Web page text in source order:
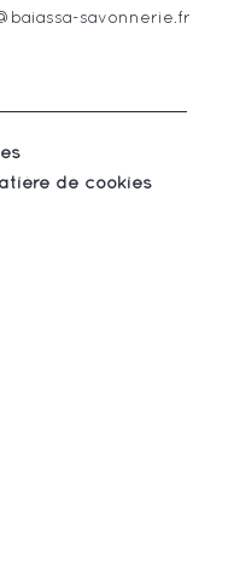
savonnerie.fr
de cookies